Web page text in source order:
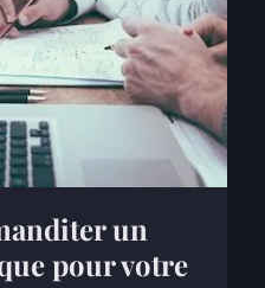
un
pour votre